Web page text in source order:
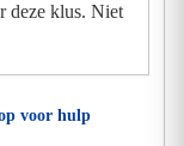
deze klus. Niet
voor hulp